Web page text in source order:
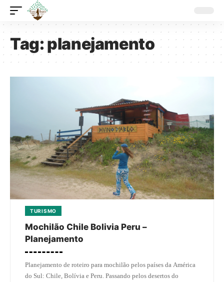
Tag:planejamento
TURISMO
Mochilão Chile Bolivia Peru –
Planejamento
Planejamento de roteiro para mochilão pelos países da América
do Sul: Chile, Bolívia e Peru. Passando pelos desertos do